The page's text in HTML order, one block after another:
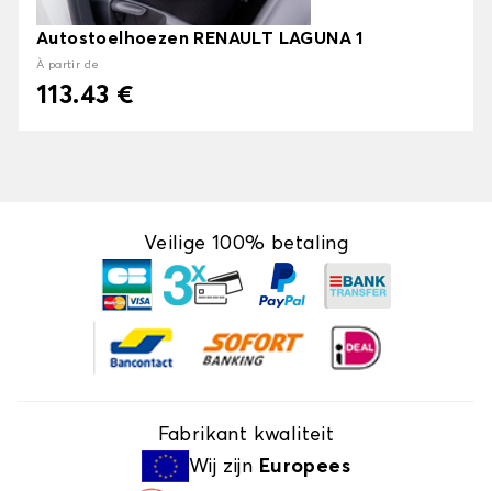
Autostoelhoezen RENAULT LAGUNA 1
À partir de
113.43 €
Veilige 100% betaling
Fabrikant kwaliteit
Wij zijn Europees